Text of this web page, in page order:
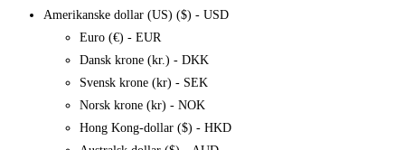
garnrester,
Amerikanske dollar (US) ($) - USD
Euro (€) - EUR
Dansk krone (kr.) - DKK
Svensk krone (kr) - SEK
Norsk krone (kr) - NOK
Hong Kong-dollar ($) - HKD